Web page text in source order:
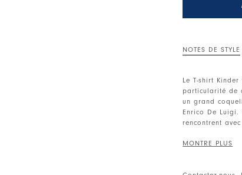
NOTES DE STYLE
Le T-shirt
particularité de
un grand
Enrico De
rencontrent
Col rond.